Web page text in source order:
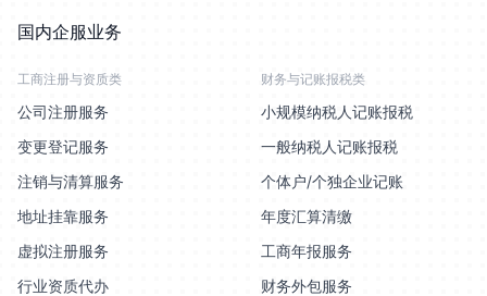
国内企服业务
工商注册与资质类
公司注册服务
变更登记服务
注销与清算服务
地址挂靠服务
虚拟注册服务
行业资质代办
财务与记账报税类
小规模纳税人记账报税
一般纳税人记账报税
个体户/个独企业记账
年度汇算清缴
工商年报服务
财务外包服务